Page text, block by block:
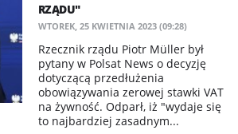
RZĄDU"
WTOREK, 25 KWIETNIA 2023 (09:28)
Rzecznik rządu Piotr Müller był
pytany w Polsat News o decyzję
dotyczącą przedłużenia
obowiązywania zerowej stawki VAT
na żywność. Odparł, iż "wydaje się
to najbardziej zasadnym...